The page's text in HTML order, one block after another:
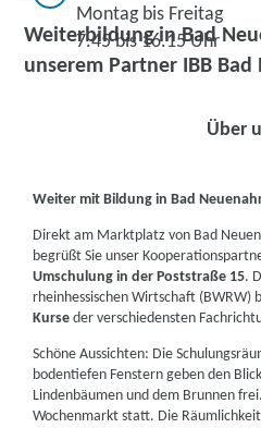
Weiterbildung in Bad
unserem Partner IBB
Montag bis Freitag
7.45 bis 16.15 Uhr
Über
Weiter mit Bildung in Bad
Direkt am Marktplatz von Bad
begrüßt Sie unser
Umschulung in der Poststraße 15.
rheinhessischen Wirtschaft
Kurse der verschiedensten
Schöne Aussichten: Die
bodentiefen Fenstern geben den
Lindenbäumen und dem Brunnen
Wochenmarkt statt. Die